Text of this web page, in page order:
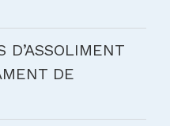
D’ASSOLIMENT
DE